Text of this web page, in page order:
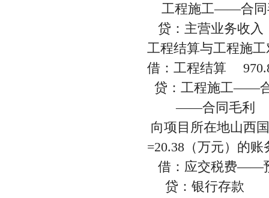
工程施工——合同
贷：主营业务收
工程结算与工程施
借：工程结算
贷：工程施工——
——合同毛利
向项目所在地山西
=20.38（万元）的账
借：应交税费——
贷：银行存款